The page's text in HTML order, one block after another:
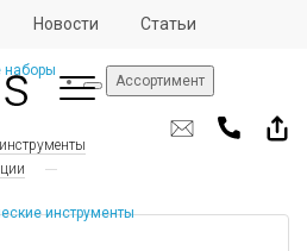
Новости Статьи
Ассортимент
наборы
инструменты